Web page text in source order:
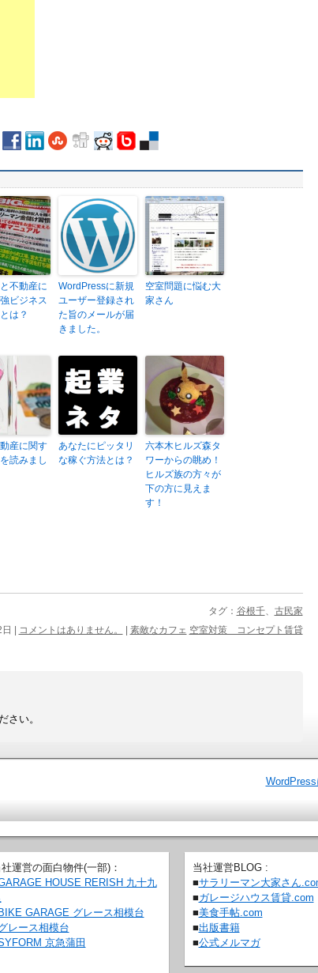
不動産に
ビジネス
は？
WordPressに新規
ユーザー登録され
た旨のメールが届
きました。
空室問題に悩む大
家さん
産に関す
読みまし
あなたにピッタリ
な稼ぐ方法とは？
六本木ヒルズ森タ
ワーからの眺め！
ヒルズ族の方々が
下の方に見えま
す！
タグ： 谷根千、 古民家
|
コメントはありません。 素敵なカフェ 空室対策 コンセプト賃貸
さい。
運営の面白物件(一部)：
HOUSE RERISH 九十九
GARAGE グレース相模台
レース相模台
京急蒲田
当社運営BLOG :
■サラリーマン大家さん
■ガレージハウス賃貸.com
■美食手帖.com
■出版書籍
■公式メルマガ